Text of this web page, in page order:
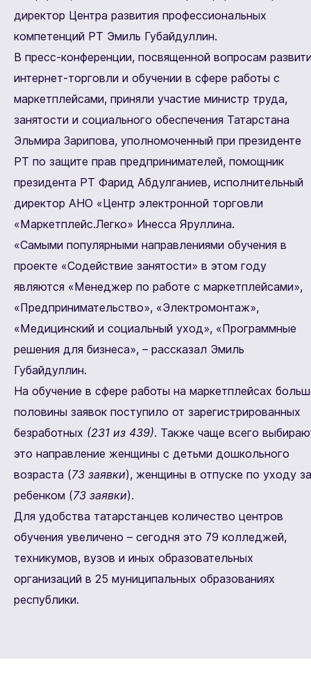
директор Центра развития профессиональных
компетенций РТ Эмиль Губайдуллин.
В пресс-конференции, посвященной вопросам
интернет-торговли и обучении в сфере работы с
маркетплейсами, приняли участие министр труда,
занятости и социального обеспечения Татарстана
Эльмира Зарипова, уполномоченный при президенте
РТ по защите прав предпринимателей, помощник
президента РТ Фарид Абдулганиев, исполнительный
директор АНО «Центр электронной торговли
«Маркетплейс.Легко» Инесса Яруллина.
«Самыми популярными направлениями обучения в
проекте «Содействие занятости» в этом году
являются «Менеджер по работе с маркетплейсами»,
«Предпринимательство», «Электромонтаж»,
«Медицинский и социальный уход», «Программные
решения для бизнеса», – рассказал Эмиль
Губайдуллин.
На обучение в сфере работы на маркетплейсах
половины заявок поступило от зарегистрированных
безработных (231 из 439). Также чаще всего
это направление женщины с детьми дошкольного
возраста (73 заявки), женщины в отпуске по уходу за
ребенком (73 заявки).
Для удобства татарстанцев количество центров
обучения увеличено – сегодня это 79 колледжей,
техникумов, вузов и иных образовательных
организаций в 25 муниципальных образованиях
республики.